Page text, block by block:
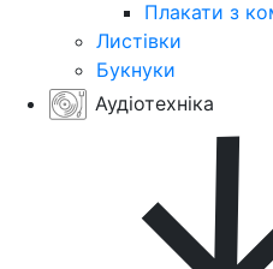
Плакати з
Листівки
Букнуки
Аудіотехніка